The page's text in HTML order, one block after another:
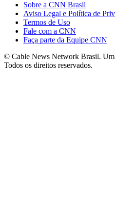
Sobre a CNN Brasil
Aviso Legal e Política de
Termos de Uso
Fale com a CNN
Faça parte da Equipe CNN
© Cable News Network Brasil.
Todos os direitos reservados.